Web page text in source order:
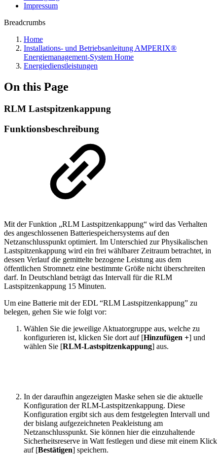
Impressum
Breadcrumbs
Home
Installations- und Betriebsanleitung AMPERIX®
Energiemanagement-System Home
Energiedienstleistungen
On this Page
RLM Lastspitzenkappung
Funktionsbeschreibung
Mit der Funktion „RLM Lastspitzenkappung“ wird das Verhalten
des angeschlossenen Batteriespeichersystems auf den
Netzanschlusspunkt optimiert. Im Unterschied zur Physikalischen
Lastspitzenkappung wird ein frei wählbarer Zeitraum betrachtet, in
dessen Verlauf die gemittelte bezogene Leistung aus dem
öffentlichen Stromnetz eine bestimmte Größe nicht überschreiten
darf. In Deutschland beträgt das Intervall für die RLM
Lastspitzenkappung 15 Minuten.
Um eine Batterie mit der EDL “RLM Lastspitzenkappung” zu
belegen, gehen Sie wie folgt vor:
Wählen Sie die jeweilige Aktuatorgruppe aus, welche zu
konfigurieren ist, klicken Sie dort auf [Hinzufügen +] und
wählen Sie [RLM-Lastspitzenkappung] aus.
In der daraufhin angezeigten Maske sehen sie die aktuelle
Konfiguration der RLM-Lastspitzenkappung. Diese
Konfiguration ergibt sich aus dem festgelegten Intervall und
der bislang aufgezeichneten Peakleistung am
Netzanschlusspunkt. Sie können hier die einzuhaltende
Sicherheitsreserve in Watt festlegen und diese mit einem Klick
auf [Bestätigen] speichern.